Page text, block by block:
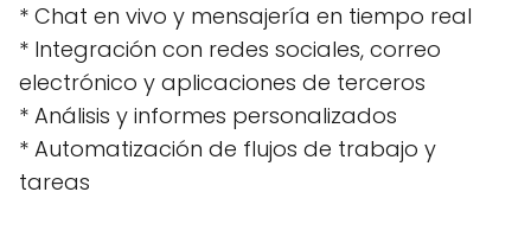
* Chat en vivo y mensajería en tiempo real
* Integración con redes sociales, correo
electrónico y aplicaciones de terceros
* Análisis y informes personalizados
* Automatización de flujos de trabajo y
tareas